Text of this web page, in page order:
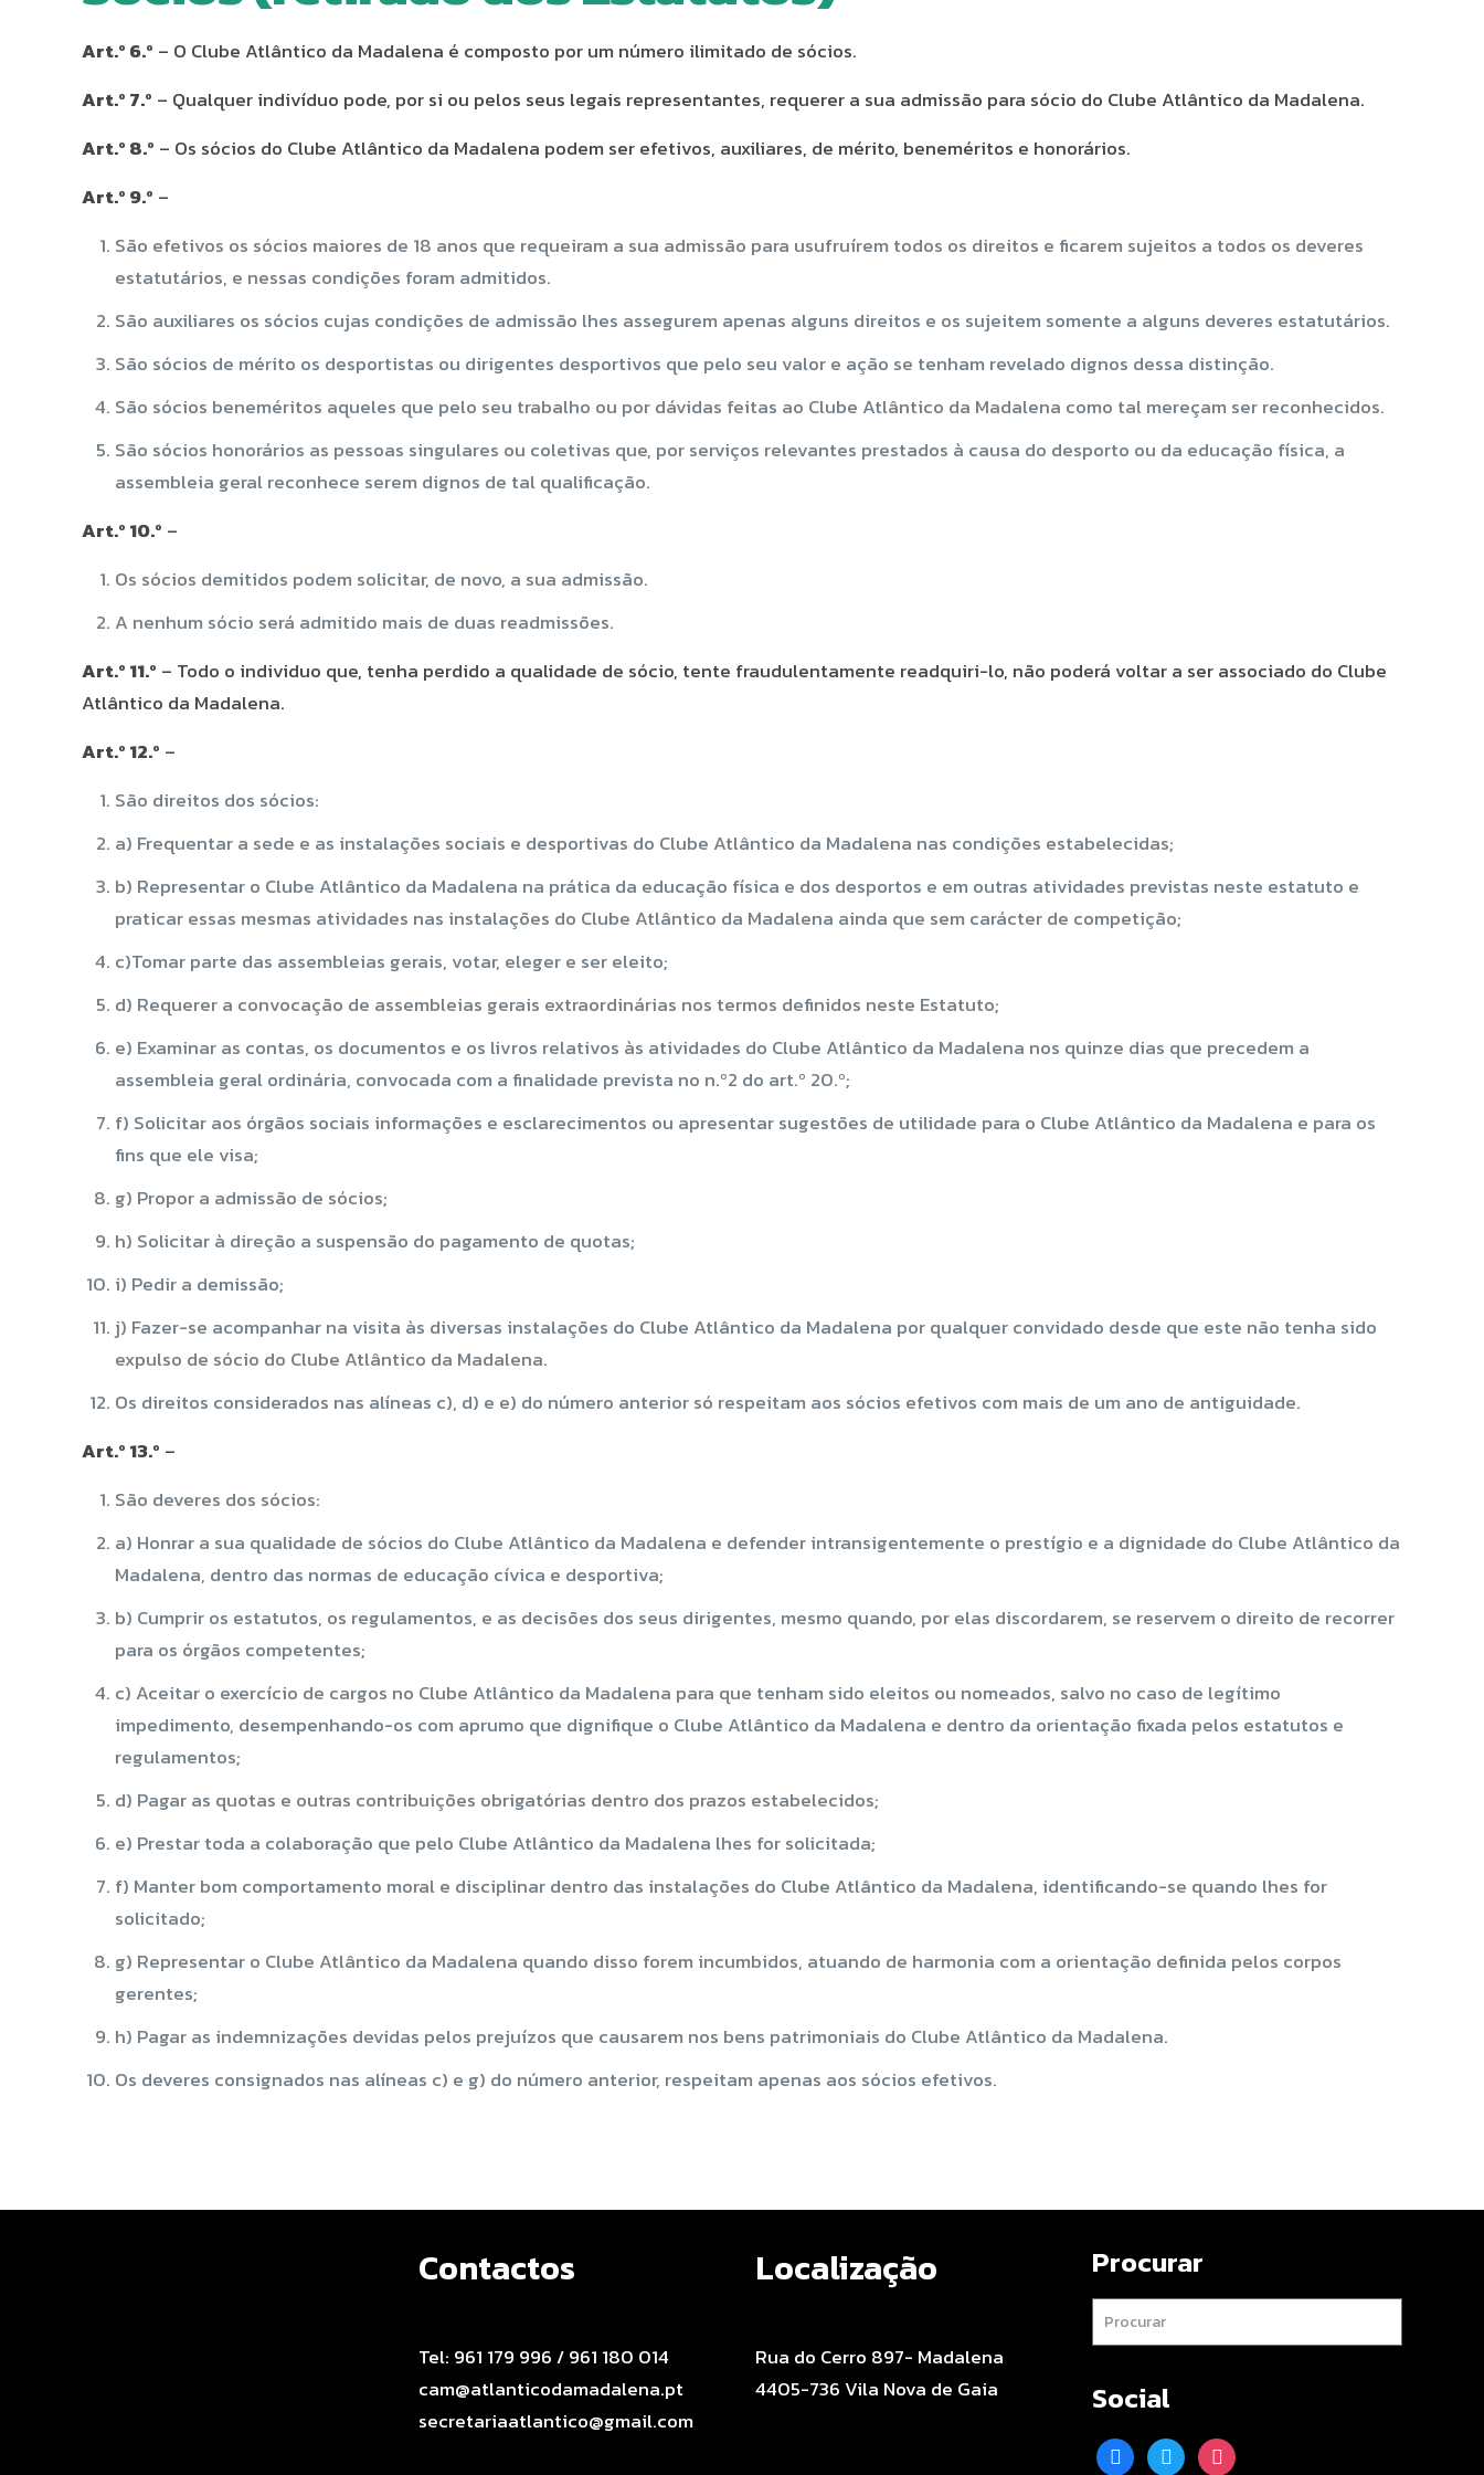
Art.º 6.º – O Clube Atlântico da Madalena é composto por um número ilimitado de sócios.
Art.º 7.º – Qualquer indivíduo pode, por si ou pelos seus legais representantes, requerer a sua admissão para sócio do Clube Atlântico da Madalena.
Art.º 8.º – Os sócios do Clube Atlântico da Madalena podem ser efetivos, auxiliares, de mérito, beneméritos e honorários.
Art.º 9.º –
São efetivos os sócios maiores de 18 anos que requeiram a sua admissão para usufruírem todos os direitos e ficarem sujeitos a todos os deveres
estatutários, e nessas condições foram admitidos.
São auxiliares os sócios cujas condições de admissão lhes assegurem apenas alguns direitos e os sujeitem somente a alguns deveres estatutários.
São sócios de mérito os desportistas ou dirigentes desportivos que pelo seu valor e ação se tenham revelado dignos dessa distinção.
São sócios beneméritos aqueles que pelo seu trabalho ou por dávidas feitas ao Clube Atlântico da Madalena como tal mereçam ser reconhecidos.
São sócios honorários as pessoas singulares ou coletivas que, por serviços relevantes prestados à causa do desporto ou da educação física, a
assembleia geral reconhece serem dignos de tal qualificação.
Art.º 10.º –
Os sócios demitidos podem solicitar, de novo, a sua admissão.
A nenhum sócio será admitido mais de duas readmissões.
Art.º 11.º – Todo o individuo que, tenha perdido a qualidade de sócio, tente fraudulentamente readquiri-lo, não poderá voltar a ser associado do Clube
Atlântico da Madalena.
Art.º 12.º –
São direitos dos sócios:
a) Frequentar a sede e as instalações sociais e desportivas do Clube Atlântico da Madalena nas condições estabelecidas;
b) Representar o Clube Atlântico da Madalena na prática da educação física e dos desportos e em outras atividades previstas neste estatuto e
praticar essas mesmas atividades nas instalações do Clube Atlântico da Madalena ainda que sem carácter de competição;
c)Tomar parte das assembleias gerais, votar, eleger e ser eleito;
d) Requerer a convocação de assembleias gerais extraordinárias nos termos definidos neste Estatuto;
e) Examinar as contas, os documentos e os livros relativos às atividades do Clube Atlântico da Madalena nos quinze dias que precedem a
assembleia geral ordinária, convocada com a finalidade prevista no n.º2 do art.º 20.º;
f) Solicitar aos órgãos sociais informações e esclarecimentos ou apresentar sugestões de utilidade para o Clube Atlântico da Madalena e para os
fins que ele visa;
g) Propor a admissão de sócios;
h) Solicitar à direção a suspensão do pagamento de quotas;
i) Pedir a demissão;
j) Fazer-se acompanhar na visita às diversas instalações do Clube Atlântico da Madalena por qualquer convidado desde que este não tenha sido
expulso de sócio do Clube Atlântico da Madalena.
Os direitos considerados nas alíneas c), d) e e) do número anterior só respeitam aos sócios efetivos com mais de um ano de antiguidade.
Art.º 13.º –
São deveres dos sócios:
a) Honrar a sua qualidade de sócios do Clube Atlântico da Madalena e defender intransigentemente o prestígio e a dignidade do Clube Atlântico da
Madalena, dentro das normas de educação cívica e desportiva;
b) Cumprir os estatutos, os regulamentos, e as decisões dos seus dirigentes, mesmo quando, por elas discordarem, se reservem o direito de recorrer
para os órgãos competentes;
c) Aceitar o exercício de cargos no Clube Atlântico da Madalena para que tenham sido eleitos ou nomeados, salvo no caso de legítimo
impedimento, desempenhando-os com aprumo que dignifique o Clube Atlântico da Madalena e dentro da orientação fixada pelos estatutos e
regulamentos;
d) Pagar as quotas e outras contribuições obrigatórias dentro dos prazos estabelecidos;
e) Prestar toda a colaboração que pelo Clube Atlântico da Madalena lhes for solicitada;
f) Manter bom comportamento moral e disciplinar dentro das instalações do Clube Atlântico da Madalena, identificando-se quando lhes for
solicitado;
g) Representar o Clube Atlântico da Madalena quando disso forem incumbidos, atuando de harmonia com a orientação definida pelos corpos
gerentes;
h) Pagar as indemnizações devidas pelos prejuízos que causarem nos bens patrimoniais do Clube Atlântico da Madalena.
Os deveres consignados nas alíneas c) e g) do número anterior, respeitam apenas aos sócios efetivos.
Contactos
Tel: 961 179 996 / 961 180 014
cam@atlanticodamadalena.pt
secretariaatlantico@gmail.com
Localização
Rua do Cerro 897- Madalena
4405-736 Vila Nova de Gaia
Procurar
Social
facebooktwitterinstagram